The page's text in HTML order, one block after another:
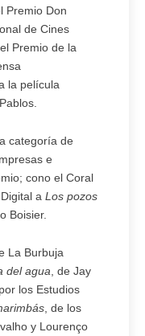
Premio Don
de Cines
Premio de la
la película
categoría de
e
cono el Coral
a Los pozos
Boisier.
La Burbuja
del agua, de Jay
los Estudios
, de los
y Lourenço